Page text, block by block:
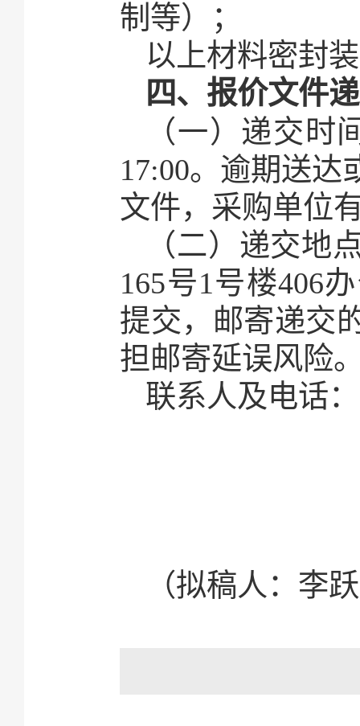
制等）；
以上材料密封
四、报价文件
（一）递交时
17:00。逾期送
文件，采购单位
（二）递交地
165号1号楼406
提交，邮寄递交
担邮寄延误风险
联系人及电话
（拟稿人：李